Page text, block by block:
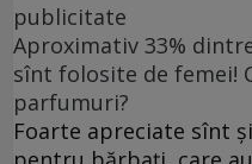
publicitate
Aproximativ 33%
sînt folosite de femei!
parfumuri?
Foarte apreciate sînt